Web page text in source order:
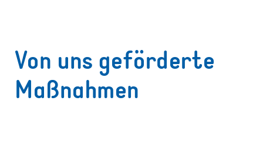
Von uns geförderte
Maßnahmen